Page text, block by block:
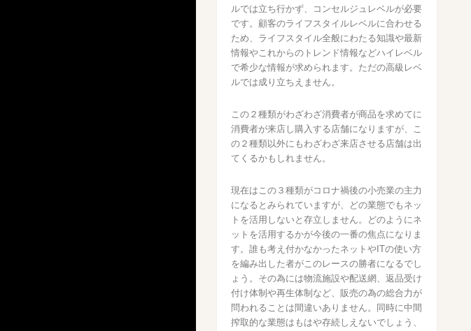
ルでは立ち行かず、コンセルジュレベルが必要
です。顧客のライフスタイルレベルに合わせる
ため、ライフスタイル全般にわたる知識や最新
情報やこれからのトレンド情報などハイレベル
で希少な情報が求められます。ただの高級レベ
ルでは成り立ちえません。
この２種類がわざわざ消費者が商品を求めてに
消費者が来店し購入する店舗になりますが、こ
の２種類以外にもわざわざ来店させる店舗は出
てくるかもしれません。
現在はこの３種類がコロナ禍後の小売業の主力
になるとみられていますが、どの業態でもネッ
トを活用しないと存立しません。どのようにネ
ットを活用するかが今後の一番の焦点になりま
す。誰も考え付かなかったネットやITの使い方
を編み出した者がこのレースの勝者になるでし
ょう。その為には物流施設や配送網、返品受け
付け体制や再生体制など、販売の為の総合力が
問われることは間違いありません。同時に中間
搾取的な業態はもはや存続しえないでしょう、